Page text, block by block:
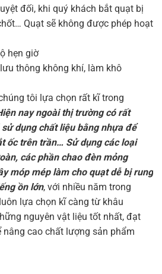
đối, khi quý khách bắt quạt bị
Quạt sẽ không được phép hoạt
hẹn giờ
thông không khí, làm khô
tôi lựa chọn rất kĩ trong
nay ngoài thị trường có rất
dụng chất liệu bằng nhựa để
ốc trên trần… Sử dụng các loại
các phần chao đèn mỏng
móp mép làm cho quạt dễ bị rung
ồn lớn, với nhiều năm trong
lựa chọn kĩ càng từ khâu
nguyên vật liệu tốt nhất, đạt
cao chất lượng sản phẩm